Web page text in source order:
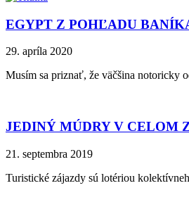
EGYPT Z POHĽADU
29. apríla 2020
Musím sa priznať, že väčšina notoricky
JEDINÝ MÚDRY V CELOM
21. septembra 2019
Turistické zájazdy sú lotériou